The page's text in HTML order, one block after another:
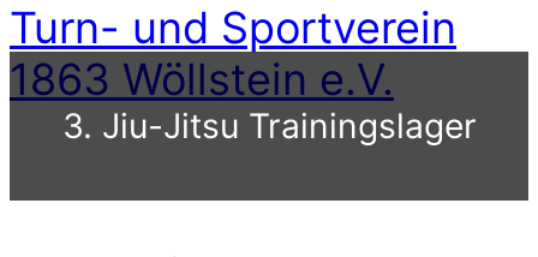
Turn- und Sportverein
1863 Wöllstein e.V.
3. Jiu-Jitsu Trainingslager